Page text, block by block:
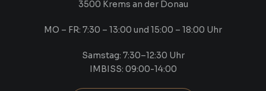
3500 Krems an der Donau
MO – FR: 7:30 – 13:00 und 15:00 – 18:00 Uhr
Samstag: 7:30–12:30 Uhr
IMBISS: 09:00-14:00